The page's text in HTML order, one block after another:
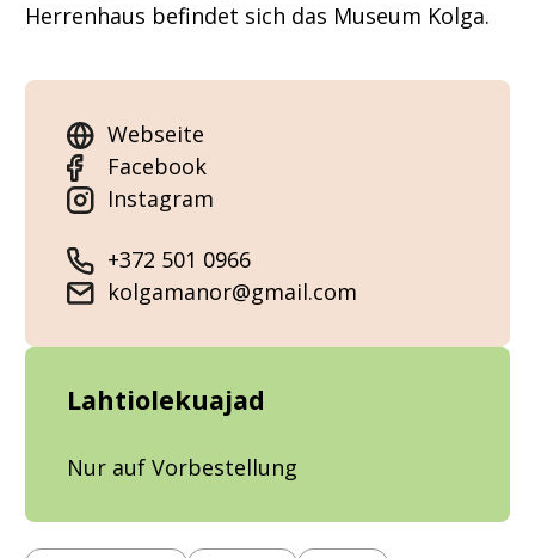
Herrenhaus befindet sich das Museum Kolga.
Webseite
Facebook
Instagram
+372 501 0966
kolgamanor@gmail.com
Lahtiolekuajad
Nur auf Vorbestellung